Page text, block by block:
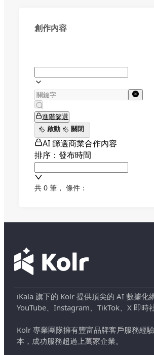
創作內容
進階篩選
啟動
關閉
AI 篩選商業合作內容
排序：發布時間
共 0 筆 ， 條件：
iKala 旗下的 Kolr 提供頂尖的 AI 數據化
YouTube、Instagram、TikTok、X 即
Kolr 專業團隊擁有豐富品牌客戶服務經
本，成功服務超過上萬家企業。